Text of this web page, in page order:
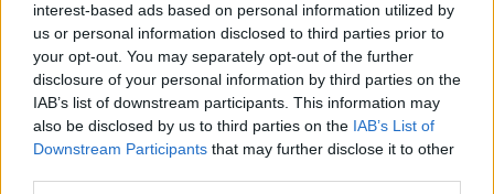
interest-based ads based on personal information utilized by
us or personal information disclosed to third parties prior to
your opt-out. You may separately opt-out of the further
disclosure of your personal information by third parties on the
IAB’s list of downstream participants. This information may
also be disclosed by us to third parties on the IAB’s List of
Downstream Participants that may further disclose it to other
κινητού της, συνεχίζοντας εξονυχιστικούς
ελέγχους στην περιοχή.